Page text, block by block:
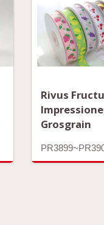
Rivus
Grosgrain